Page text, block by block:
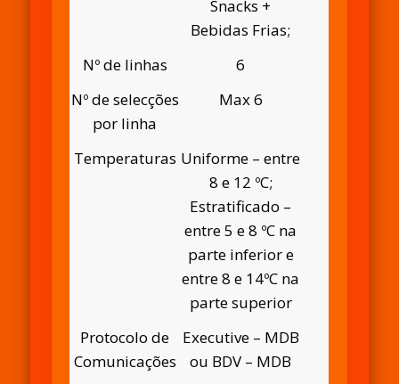
Snacks +
Bebidas Frias;
Nº de linhas
6
Nº de selecções
por linha
Max 6
Temperaturas Uniforme – entre
8 e 12 ºC;
Estratificado –
entre 5 e 8 ºC na
parte inferior e
entre 8 e 14ºC na
parte superior
Protocolo de
Comunicações
Executive – MDB
ou BDV – MDB